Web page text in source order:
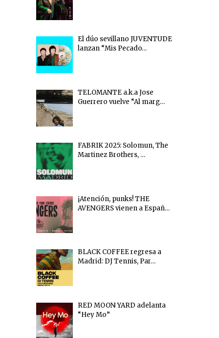
El dúo sevillano JUVENTUDE
lanzan “Mis Pecado…
TELOMANTE a.k.a Jose
Guerrero vuelve “Al marg…
FABRIK 2025: Solomun, The
Martinez Brothers, …
¡Atención, punks! THE
AVENGERS vienen a Españ…
BLACK COFFEE regresa a
Madrid: DJ Tennis, Par…
RED MOON YARD adelanta
“Hey Mo”